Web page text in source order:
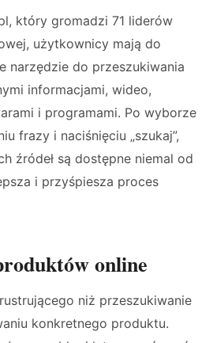
który gromadzi 71 liderów
użytkownicy mają do
narzędzie do przeszukiwania
informacjami, wideo,
i programami. Po wyborze
frazy i naciśnięciu „szukaj”,
źródeł są dostępne niemal od
i przyśpiesza proces
online
niż przeszukiwanie
konkretnego produktu.